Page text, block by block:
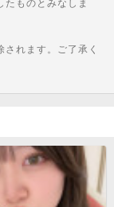
たものとみなしま
れます。ご了承く